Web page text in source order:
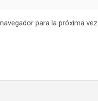
para la próxima